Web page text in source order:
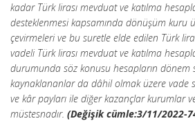
kadar Türk lirası mevduat ve katılma
desteklenmesi kapsamında dönüşüm kuru
çevirmeleri ve bu suretle elde edilen Türk
vadeli Türk lirası mevduat ve katılma
durumunda söz konusu hesapların dönem
kaynaklananlar da dâhil olmak üzere vade
ve kâr payları ile diğer kazançlar kurumlar
müstesnadır. (Değişik cümle:3/11/2022-